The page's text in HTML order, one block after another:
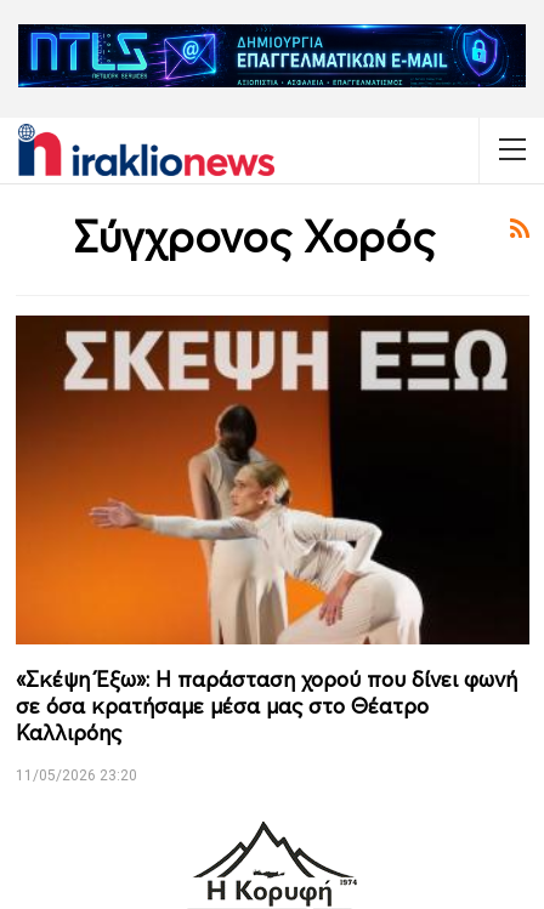
Σύγχρονος Χορός
«Σκέψη Έξω»: Η παράσταση χορού που δίνει φωνή
σε όσα κρατήσαμε μέσα μας στο Θέατρο
Καλλιρόης
11/05/2026 23:20